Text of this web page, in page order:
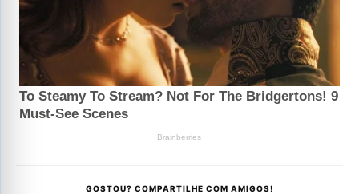
GOSTOU? COMPARTILHE COM AMIGOS!